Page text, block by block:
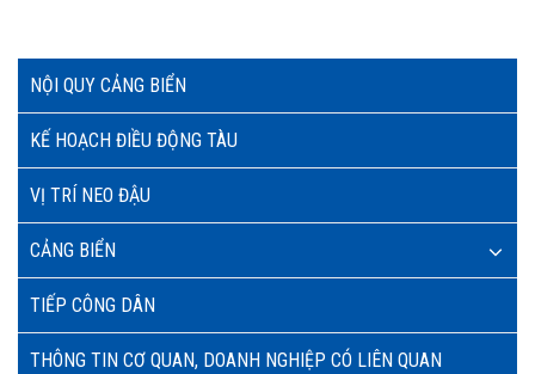
NỘI QUY CẢNG BIỂN
KẾ HOẠCH ĐIỀU ĐỘNG TÀU
VỊ TRÍ NEO ĐẬU
CẢNG BIỂN
TIẾP CÔNG DÂN
THÔNG TIN CƠ QUAN, DOANH NGHIỆP CÓ LIÊN QUAN